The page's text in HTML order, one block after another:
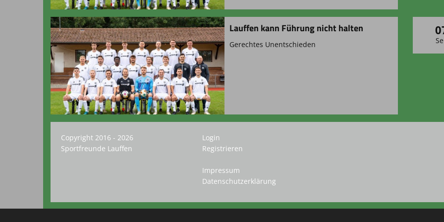
Lauffen kann Führung nicht halten
Gerechtes Unentschieden
Copyright 2016 - 2026
Sportfreunde Lauffen
Login
Registrieren
Impressum
Datenschutzerklärung